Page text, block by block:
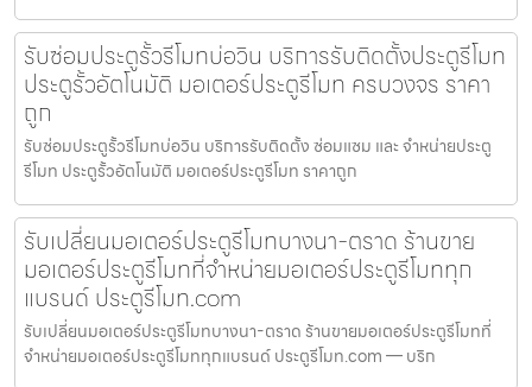
รับซ่อมประตูรั้วรีโมทบ่อวิน บริการรับติดตั้งประตูรีโมท
ประตูรั้วอัตโนมัติ มอเตอร์ประตูรีโมท ครบวงจร ราคา
ถูก
รับซ่อมประตูรั้วรีโมทบ่อวิน บริการรับติดตั้ง ซ่อมแซม และ จำหน่ายประตู
รีโมท ประตูรั้วอัตโนมัติ มอเตอร์ประตูรีโมท ราคาถูก
รับเปลี่ยนมอเตอร์ประตูรีโมทบางนา-ตราด ร้านขาย
มอเตอร์ประตูรีโมทที่จำหน่ายมอเตอร์ประตูรีโมททุก
แบรนด์ ประตูรีโมท.com
รับเปลี่ยนมอเตอร์ประตูรีโมทบางนา-ตราด ร้านขายมอเตอร์ประตูรีโมทที่
จำหน่ายมอเตอร์ประตูรีโมททุกแบรนด์ ประตูรีโมท.com — บริก